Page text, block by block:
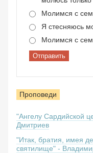
Молимся с
Я стесняюсь
Молимся с
Отправить
Проповеди
"Ангелу Сардийской
Дмитриев
"Итак, братия, имея
святилище" -